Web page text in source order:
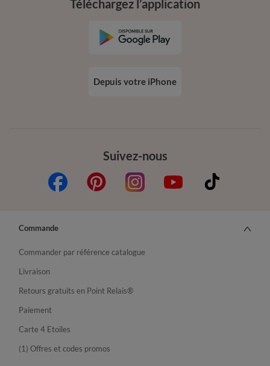
Suivez-nous
Téléchargez l’application
Depuis votre iPhone
Commande
Commander par référence catalogue
Livraison
Retours gratuits en Point Relais®
Paiement
Carte 4 Etoiles
(1) Offres et codes promos